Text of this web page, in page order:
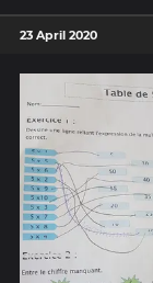
23 April 2020